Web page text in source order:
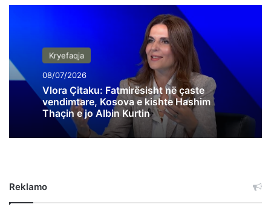
Kryefaqja
08/07/2026
Vlora Çitaku: Fatmirësisht në çaste
vendimtare, Kosova e kishte Hashim
Thaçin e jo Albin Kurtin
Reklamo